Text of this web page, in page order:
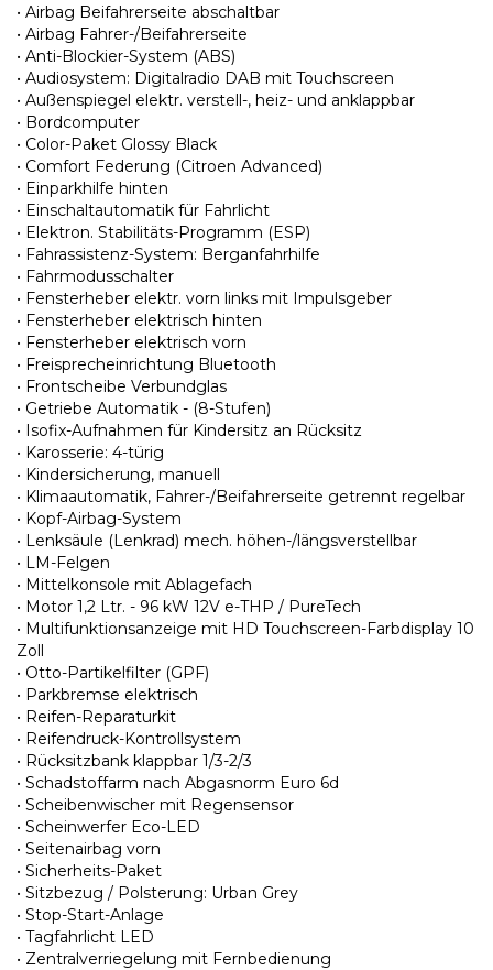
• Airbag Beifahrerseite abschaltbar
• Airbag Fahrer-/Beifahrerseite
• Anti-Blockier-System (ABS)
• Audiosystem: Digitalradio DAB mit Touchscreen
• Außenspiegel elektr. verstell-, heiz- und anklappbar
• Bordcomputer
• Color-Paket Glossy Black
• Comfort Federung (Citroen Advanced)
• Einparkhilfe hinten
• Einschaltautomatik für Fahrlicht
• Elektron. Stabilitäts-Programm (ESP)
• Fahrassistenz-System: Berganfahrhilfe
• Fahrmodusschalter
• Fensterheber elektr. vorn links mit Impulsgeber
• Fensterheber elektrisch hinten
• Fensterheber elektrisch vorn
• Freisprecheinrichtung Bluetooth
• Frontscheibe Verbundglas
• Getriebe Automatik - (8-Stufen)
• Isofix-Aufnahmen für Kindersitz an Rücksitz
• Karosserie: 4-türig
• Kindersicherung, manuell
• Klimaautomatik, Fahrer-/Beifahrerseite getrennt regelbar
• Kopf-Airbag-System
• Lenksäule (Lenkrad) mech. höhen-/längsverstellbar
• LM-Felgen
• Mittelkonsole mit Ablagefach
• Motor 1,2 Ltr. - 96 kW 12V e-THP / PureTech
• Multifunktionsanzeige mit HD Touchscreen-Farbdisplay 10
Zoll
• Otto-Partikelfilter (GPF)
• Parkbremse elektrisch
• Reifen-Reparaturkit
• Reifendruck-Kontrollsystem
• Rücksitzbank klappbar 1/3-2/3
• Schadstoffarm nach Abgasnorm Euro 6d
• Scheibenwischer mit Regensensor
• Scheinwerfer Eco-LED
• Seitenairbag vorn
• Sicherheits-Paket
• Sitzbezug / Polsterung: Urban Grey
• Stop-Start-Anlage
• Tagfahrlicht LED
• Zentralverriegelung mit Fernbedienung